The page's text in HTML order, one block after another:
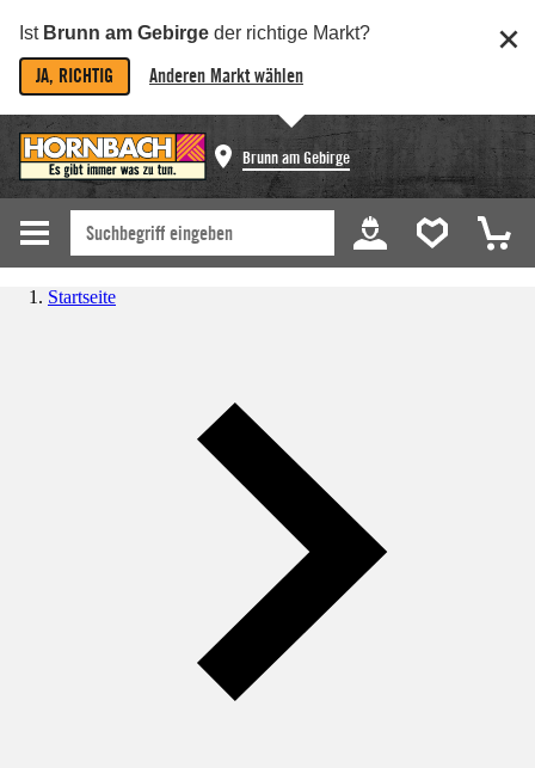
Ist Brunn am Gebirge der richtige Markt?
JA, RICHTIG Anderen Markt wählen
Brunn am Gebirge
Startseite